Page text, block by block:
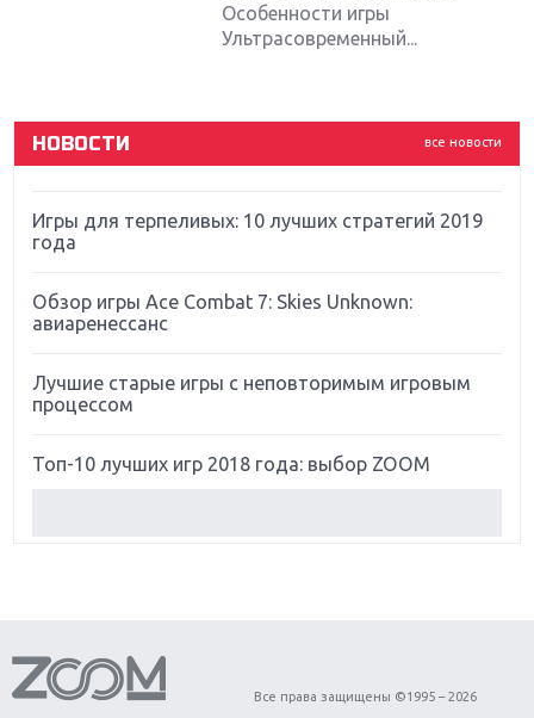
Особенности игры
Ультрасовременный...
все новости
НОВОСТИ
Новинки для Nintendo Switch: Labo, South Park и
Far Cry 5: хвалить нельзя ругать
Игры для терпеливых: 10 лучших стратегий 2019
года
Обзор игры Ace Combat 7: Skies Unknown:
авиаренессанс
Лучшие старые игры с неповторимым игровым
процессом
Топ-10 лучших игр 2018 года: выбор ZOOM
Обзор игры Forza Horizon 4: вершина эволюции
Все права защищены ©1995 – 2026